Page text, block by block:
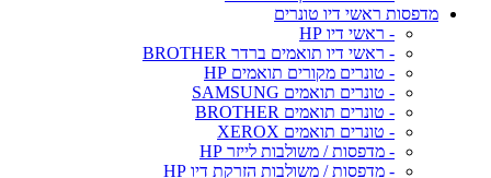
מדפסות ראשי דיו טונרים
- ראשי דיו HP
- ראשי דיו תואמים ברדר BROTHER
- טונרים מקורים תואמים HP
- טונרים תואמים SAMSUNG
- טונרים תואמים BROTHER
- טונרים תואמים XEROX
- מדפסות / משולבות לייזר HP
- מדפסות / משולבות הזרקת דיו HP